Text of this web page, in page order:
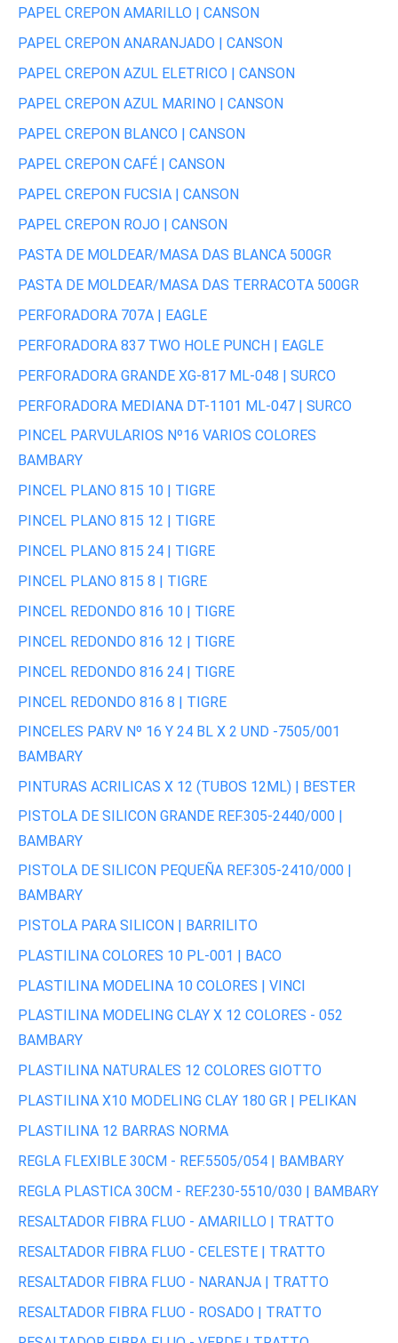
PAPEL CREPON AMARILLO | CANSON
PAPEL CREPON ANARANJADO | CANSON
PAPEL CREPON AZUL ELETRICO | CANSON
PAPEL CREPON AZUL MARINO | CANSON
PAPEL CREPON BLANCO | CANSON
PAPEL CREPON CAFÉ | CANSON
PAPEL CREPON FUCSIA | CANSON
PAPEL CREPON ROJO | CANSON
PASTA DE MOLDEAR/MASA DAS BLANCA 500GR
PASTA DE MOLDEAR/MASA DAS TERRACOTA 500GR
PERFORADORA 707A | EAGLE
PERFORADORA 837 TWO HOLE PUNCH | EAGLE
PERFORADORA GRANDE XG-817 ML-048 | SURCO
PERFORADORA MEDIANA DT-1101 ML-047 | SURCO
PINCEL PARVULARIOS Nº16 VARIOS COLORES
BAMBARY
PINCEL PLANO 815 10 | TIGRE
PINCEL PLANO 815 12 | TIGRE
PINCEL PLANO 815 24 | TIGRE
PINCEL PLANO 815 8 | TIGRE
PINCEL REDONDO 816 10 | TIGRE
PINCEL REDONDO 816 12 | TIGRE
PINCEL REDONDO 816 24 | TIGRE
PINCEL REDONDO 816 8 | TIGRE
PINCELES PARV Nº 16 Y 24 BL X 2 UND -7505/001
BAMBARY
PINTURAS ACRILICAS X 12 (TUBOS 12ML) | BESTER
PISTOLA DE SILICON GRANDE REF.305-2440/000 |
BAMBARY
PISTOLA DE SILICON PEQUEÑA REF.305-2410/000 |
BAMBARY
PISTOLA PARA SILICON | BARRILITO
PLASTILINA COLORES 10 PL-001 | BACO
PLASTILINA MODELINA 10 COLORES | VINCI
PLASTILINA MODELING CLAY X 12 COLORES - 052
BAMBARY
PLASTILINA NATURALES 12 COLORES GIOTTO
PLASTILINA X10 MODELING CLAY 180 GR | PELIKAN
PLASTILINA 12 BARRAS NORMA
REGLA FLEXIBLE 30CM - REF.5505/054 | BAMBARY
REGLA PLASTICA 30CM - REF.230-5510/030 | BAMBARY
RESALTADOR FIBRA FLUO - AMARILLO | TRATTO
RESALTADOR FIBRA FLUO - CELESTE | TRATTO
RESALTADOR FIBRA FLUO - NARANJA | TRATTO
RESALTADOR FIBRA FLUO - ROSADO | TRATTO